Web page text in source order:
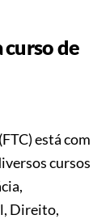
curso de
está com
cursos
Direito,